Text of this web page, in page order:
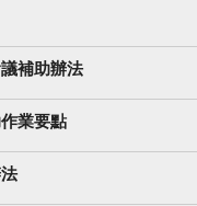
補助辦法
業要點